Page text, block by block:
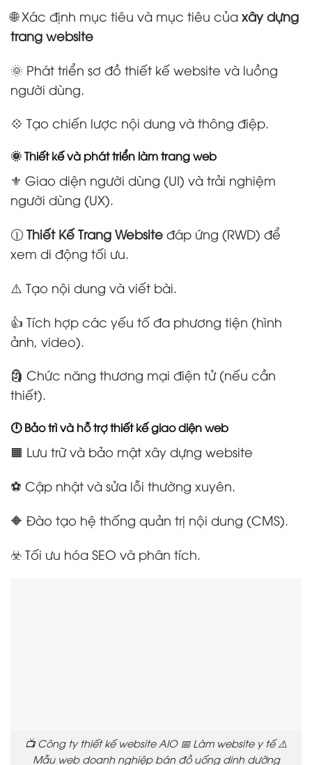
🌐 Xác định mục tiêu và mục tiêu của xây dựng
trang website
🌞 Phát triển sơ đồ thiết kế website và luồng
người dùng.
💠 Tạo chiến lược nội dung và thông điệp.
🌞 Thiết kế và phát triển làm trang web
⚜️ Giao diện người dùng (UI) và trải nghiệm
người dùng (UX).
🕧Thiết Kế Trang Website đáp ứng (RWD) để
xem di động tối ưu.
⚠️ Tạo nội dung và viết bài.
👍 Tích hợp các yếu tố đa phương tiện (hình
ảnh, video).
🗿 Chức năng thương mại điện tử (nếu cần
thiết).
🕛 Bảo trì và hỗ trợ thiết kế giao diện web
🟧 Lưu trữ và bảo mật xây dựng website
⚽ Cập nhật và sửa lỗi thường xuyên.
🔶 Đào tạo hệ thống quản trị nội dung (CMS).
☣️ Tối ưu hóa SEO và phân tích.
📺 Công ty thiết kế website AIO 📅 Làm website y tế ⚠️
Mẫu web doanh nghiệp bán đồ uống dinh dưỡng